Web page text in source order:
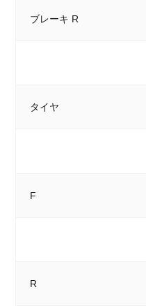
ブレーキ R
タイヤ
F
R